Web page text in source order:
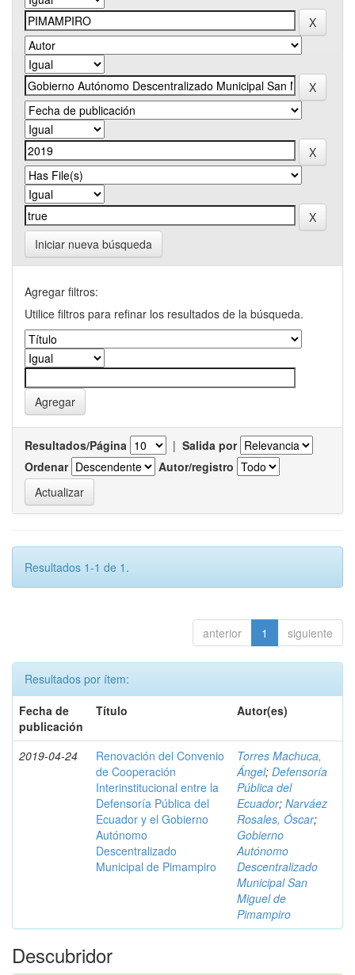
Iniciar nueva búsqueda
Agregar filtros:
Utilice filtros para refinar los resultados de la búsqueda.
Resultados/Página | Salida por
Ordenar
Autor/registro
Resultados 1-1 de 1.
anterior 1 siguiente
Resultados por ítem:
Fecha de
publicación
Título Autor(es)
2019-04-24
Renovación del Convenio
de Cooperación
Interinstitucional entre la
Defensoría Pública del
Ecuador y el Gobierno
Autónomo
Descentralizado
Municipal de Pimampiro
Torres Machuca,
Ángel; Defensoría
Pública del
Ecuador; Narváez
Rosales, Óscar;
Gobierno
Autónomo
Descentralizado
Municipal San
Miguel de
Pimampiro
Descubridor